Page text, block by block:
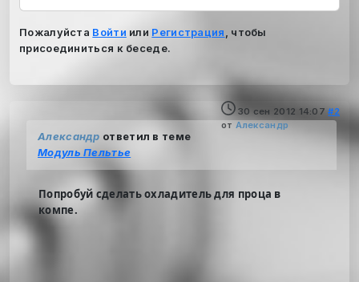
Пожалуйста Войти или Регистрация
, чтобы
присоединиться к беседе.
30 сен 2012 14:07 #2
от Александр
Александр ответил в теме
Модуль Пельтье
Попробуй сделать охладитель для проца в
компе.